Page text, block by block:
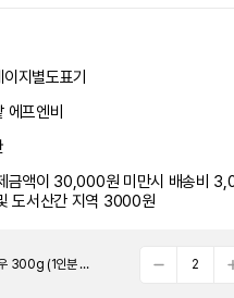
지별도표기
에프엔비
금액이 30,000원 미만시 배송비
도서산간 지역 3000원
[더한밭 에프엔비] 광천불고기 한우 300g (1인분 기준) 2개부터구입가능